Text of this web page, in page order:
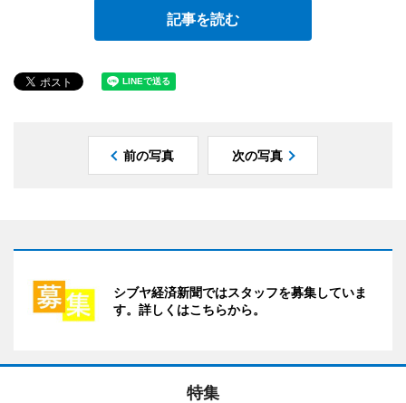
記事を読む
前の写真 次の写真
シブヤ経済新聞ではスタッフを募集していま
す。詳しくはこちらから。
特集